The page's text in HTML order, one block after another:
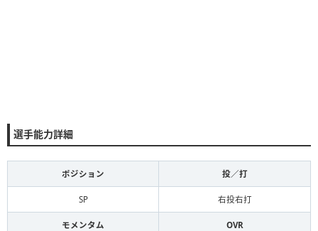
選手能力詳細
ポジション 投／打
SP 右投右打
モメンタム OVR